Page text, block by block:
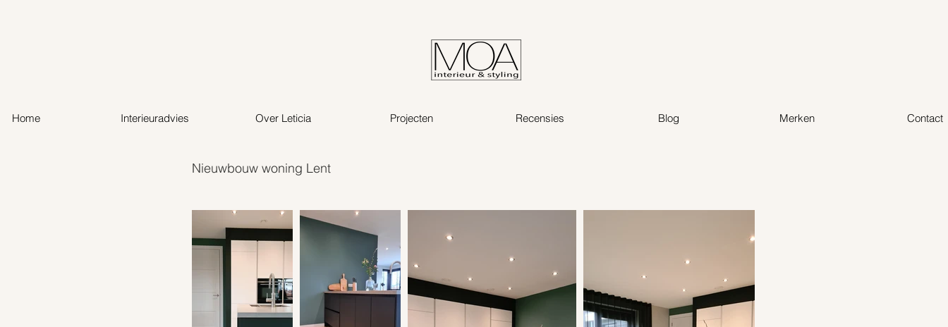
Home Interieuradvies Over Leticia Projecten Recensies Blog Merken Contact
Nieuwbouw woning Lent